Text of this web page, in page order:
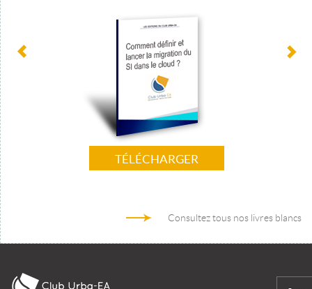
TÉLÉCHARGER
Consultez tous nos livres blancs